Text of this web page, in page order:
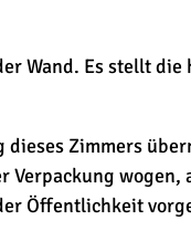
Wand. Es stellt
Zimmers
Verpackung
Öffentlichkeit